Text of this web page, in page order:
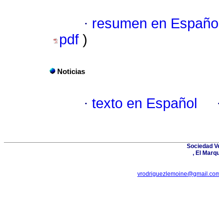
· resumen en
pdf )
Noticias
· texto en Español
Sociedad
, El